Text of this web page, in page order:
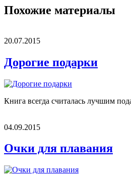
Похожие материалы
20.07.2015
Дорогие подарки
Книга всегда считалась лучшим
04.09.2015
Очки для плавания